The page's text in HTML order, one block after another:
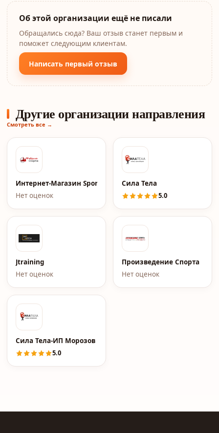
Об этой организации ещё не писали
Обращались сюда? Ваш отзыв станет первым и
поможет следующим клиентам.
Написать первый отзыв
Другие организации направления
Смотреть все →
Интернет-Магазин Sportfab
Нет оценок
Сила Тела
5.0
Jtraining
Нет оценок
Произведение Спорта
Нет оценок
Сила Тела-ИП Морозов С.В.
5.0